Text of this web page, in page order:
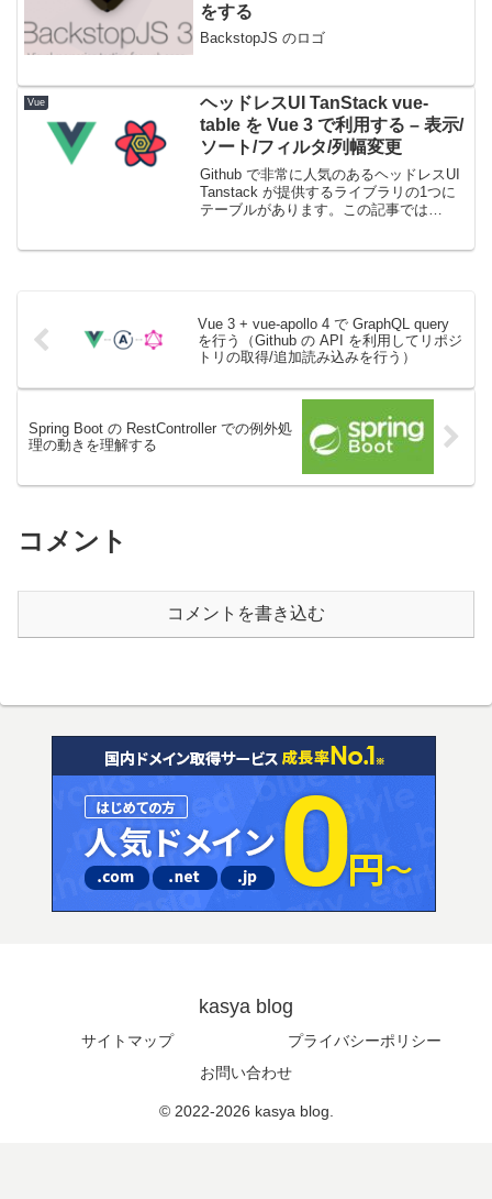
をする
BackstopJS のロゴ
Vue
ヘッドレスUI TanStack vue-
table を Vue 3 で利用する – 表示/
ソート/フィルタ/列幅変更
Github で非常に人気のあるヘッドレスUI
Tanstack が提供するライブラリの1つに
テーブルがあります。この記事では
Vue 3 + vue-apollo 4 で GraphQL query
を行う（Github の API を利用してリポジ
トリの取得/追加読み込みを行う）
Spring Boot の RestController での例外処
理の動きを理解する
コメント
コメントを書き込む
kasya blog
サイトマップ
プライバシーポリシー
お問い合わせ
© 2022-2026 kasya blog.